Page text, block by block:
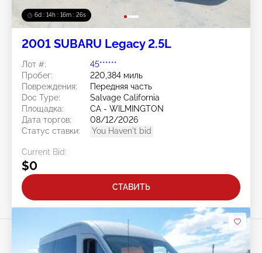
6d : 14h : 16m : 23s
2001 SUBARU Legacy 2.5L
Лот #:
45******
Пробег:
220,384 миль
Повреждения:
Передняя часть
Doc Type:
Salvage California
Площадка:
CA - WILMINGTON
Дата торгов:
08/12/2026
Статус ставки:
You Haven't bid
Current Bid:
$0
СТАВИТЬ